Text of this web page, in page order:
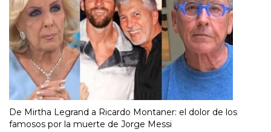
De Mirtha Legrand a Ricardo Montaner: el dolor de los
famosos por la muerte de Jorge Messi